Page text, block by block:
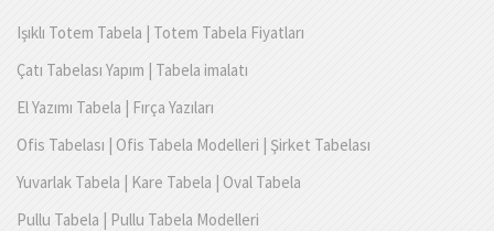
Işıklı Totem Tabela | Totem Tabela Fiyatları
Çatı Tabelası Yapım | Tabela imalatı
El Yazımı Tabela | Fırça Yazıları
Ofis Tabelası | Ofis Tabela Modelleri | Şirket Tabelası
Yuvarlak Tabela | Kare Tabela | Oval Tabela
Pullu Tabela | Pullu Tabela Modelleri